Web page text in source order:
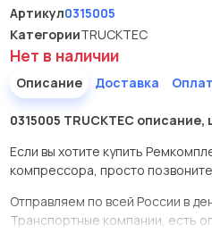
Артикул0315005
КатегорииTRUCKTEC
Нет в наличии
Описание Доставка
0315005 TRUCKTEC описание,
Если вы хотите купить
компрессора, просто
Отправляем по всей России в
Транспортные компании, есть